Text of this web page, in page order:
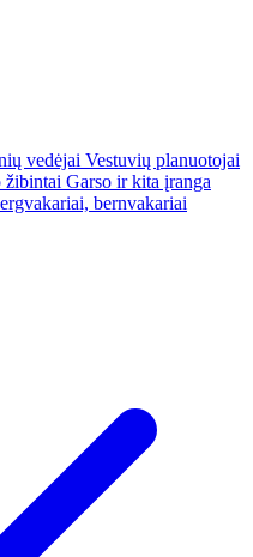
vedėjai Vestuvių planuotojai
žibintai Garso ir kita įranga
bernvakariai